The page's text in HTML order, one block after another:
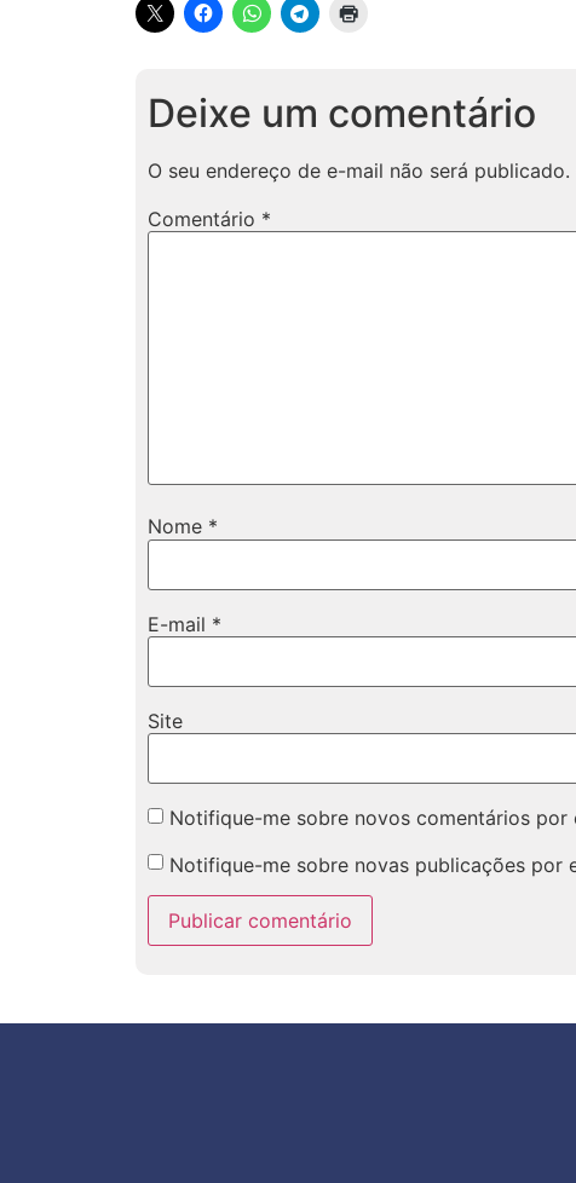
Deixe um comentário
O seu endereço de e-mail não será publicado.
Comentário *
Nome *
E-mail *
Site
Notifique-me sobre novos comentários por
Notifique-me sobre novas publicações por